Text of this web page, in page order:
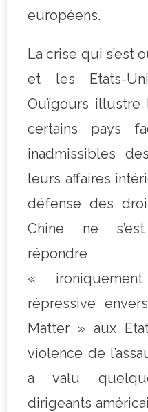
européens.
La crise qui s’est
et les Etats-
Ouïgours
certains pays
inadmissibles
leurs affaires
défense des
Chine ne
répondre
«
répressive
Matter » aux
violence de
a valu
dirigeants